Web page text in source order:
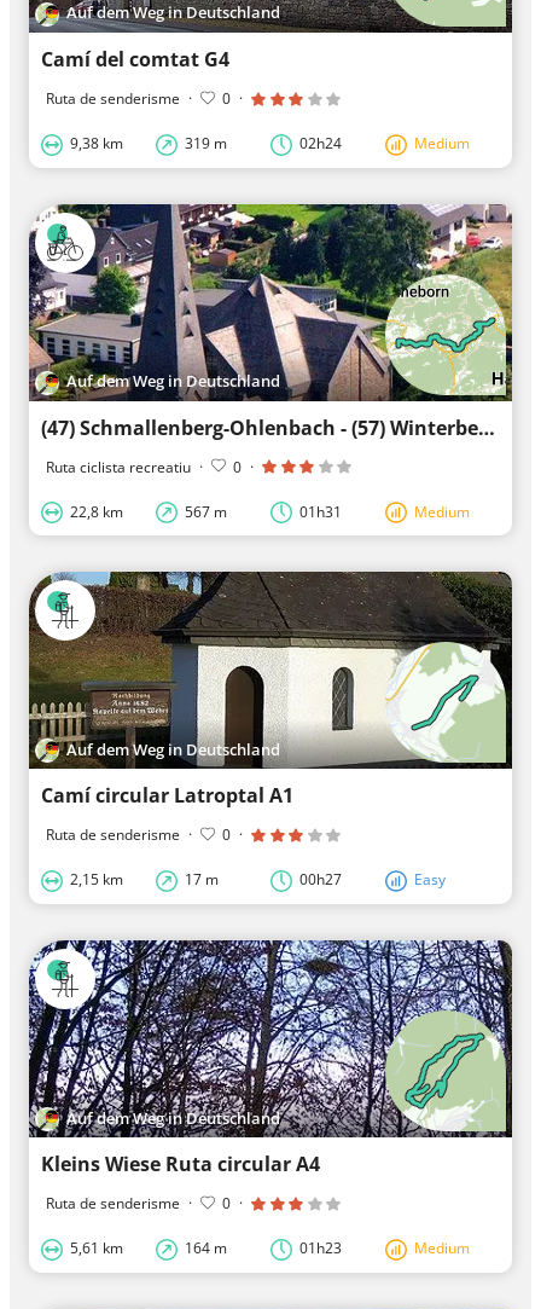
Auf dem Weg in Deutschland
Camí del comtat G4
Ruta de senderisme · 0 ·
9,38 km 319 m 02h24 Medium
Auf dem Weg in Deutschland
(47) Schmallenberg-Ohlenbach - (57) Winterberg
Ruta ciclista recreatiu · 0 ·
22,8 km 567 m 01h31 Medium
Auf dem Weg in Deutschland
Camí circular Latroptal A1
Ruta de senderisme · 0 ·
2,15 km 17 m 00h27 Easy
Auf dem Weg in Deutschland
Kleins Wiese Ruta circular A4
Ruta de senderisme · 0 ·
5,61 km 164 m 01h23 Medium